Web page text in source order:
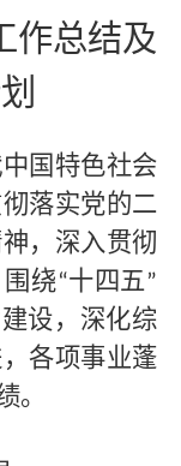
作总结及
国特色社会
落实党的二
，深入贯彻
围绕“十四五”
建设，深化综
各项事业蓬
。